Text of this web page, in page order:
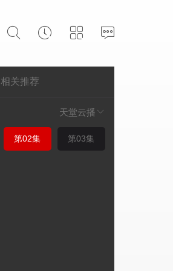
相关推荐
天堂云播
第02集 第03集